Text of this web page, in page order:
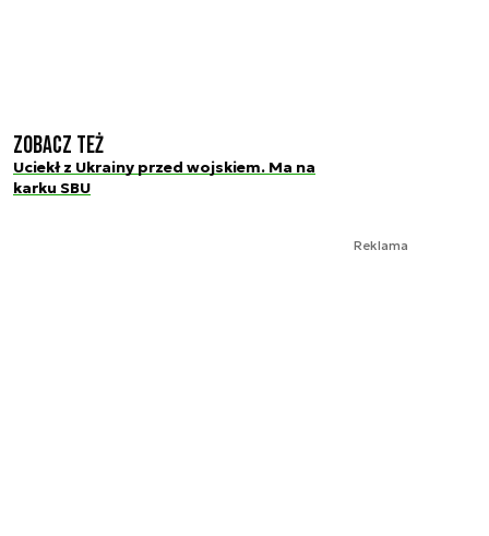
Zobacz też
Uciekł z Ukrainy przed wojskiem. Ma na
karku SBU
Reklama